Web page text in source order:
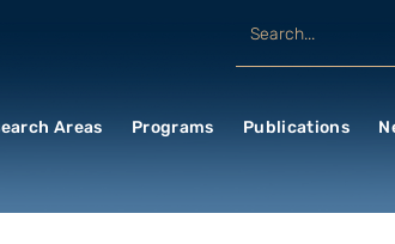
Areas Programs Publications